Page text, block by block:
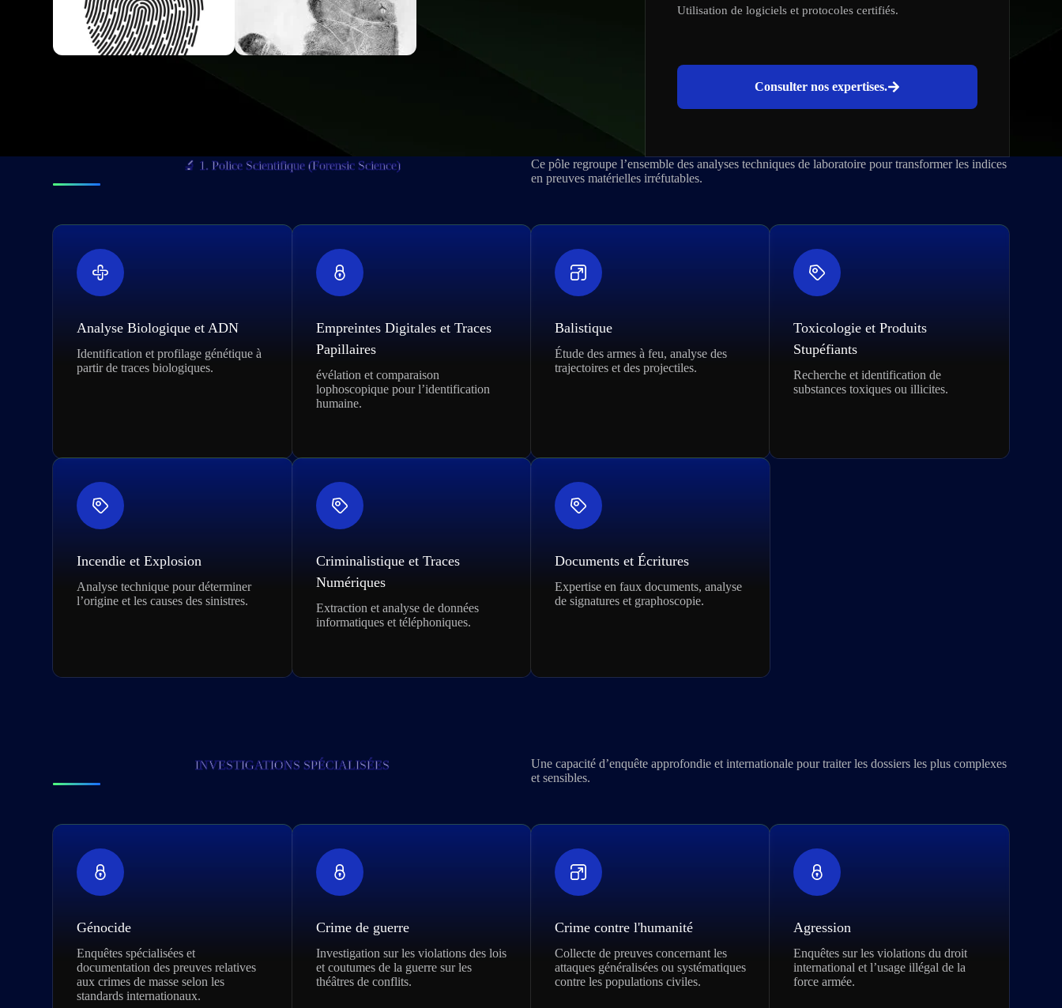
Utilisation de logiciels et protocoles certifiés.
Consulter nos expertises.
🔬 1. Police Scientifique (Forensic Science)
Ce pôle regroupe l’ensemble des analyses techniques de laboratoire pour transformer les indices
en preuves matérielles irréfutables.
Analyse Biologique et ADN
Identification et profilage génétique à
partir de traces biologiques.
Empreintes Digitales et Traces
Papillaires
évélation et comparaison
lophoscopique pour l’identification
humaine.
Balistique
Étude des armes à feu, analyse des
trajectoires et des projectiles.
Toxicologie et Produits
Stupéfiants
Recherche et identification de
substances toxiques ou illicites.
Incendie et Explosion
Analyse technique pour déterminer
l’origine et les causes des sinistres.
Criminalistique et Traces
Numériques
Extraction et analyse de données
informatiques et téléphoniques.
Documents et Écritures
Expertise en faux documents, analyse
de signatures et graphoscopie.
INVESTIGATIONS SPÉCIALISÉES
Une capacité d’enquête approfondie et internationale pour traiter les dossiers les plus complexes
et sensibles.
Génocide
Enquêtes spécialisées et
documentation des preuves relatives
aux crimes de masse selon les
standards internationaux.
Crime de guerre
Investigation sur les violations des lois
et coutumes de la guerre sur les
théâtres de conflits.
Crime contre l'humanité
Collecte de preuves concernant les
attaques généralisées ou systématiques
contre les populations civiles.
Agression
Enquêtes sur les violations du droit
international et l’usage illégal de la
force armée.